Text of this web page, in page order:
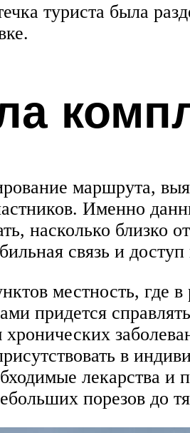
туриста была
маршрута,
Именно
насколько близко
связь и доступ
местность, где
придется
в
лекарства и
порезов до